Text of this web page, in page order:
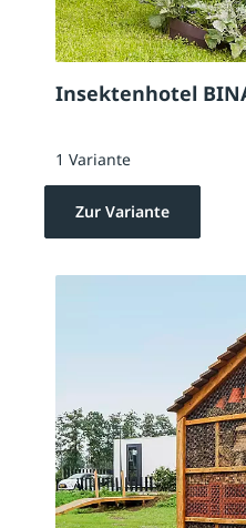
Insektenhotel
1 Variante
Zur Variante